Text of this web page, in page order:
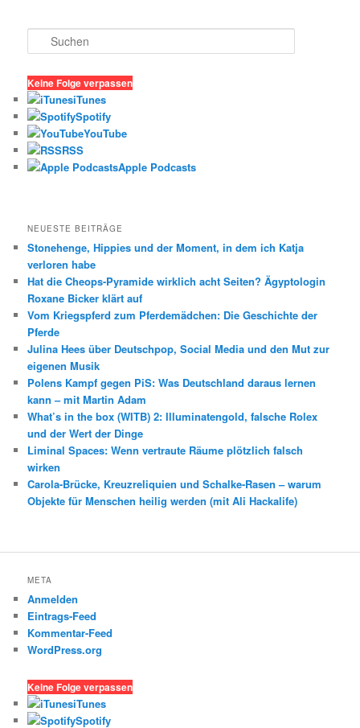
u
h
e
n
Keine Folge verpassen
iTunes
Spotify
YouTube
RSS
Apple Podcasts
NEUESTE BEITRÄGE
Stonehenge, Hippies und der Moment, in dem ich Katja
verloren habe
Hat die Cheops-Pyramide wirklich acht Seiten? Ägyptologin
Roxane Bicker klärt auf
Vom Kriegspferd zum Pferdemädchen: Die Geschichte der
Pferde
Julina Hees über Deutschpop, Social Media und den Mut zur
eigenen Musik
Polens Kampf gegen PiS: Was Deutschland daraus lernen
kann – mit Martin Adam
What’s in the box (WITB) 2: Illuminatengold, falsche Rolex
und der Wert der Dinge
Liminal Spaces: Wenn vertraute Räume plötzlich falsch
wirken
Carola-Brücke, Kreuzreliquien und Schalke-Rasen – warum
Objekte für Menschen heilig werden (mit Ali Hackalife)
META
Anmelden
Eintrags-Feed
Kommentar-Feed
WordPress.org
Keine Folge verpassen
iTunes
Spotify